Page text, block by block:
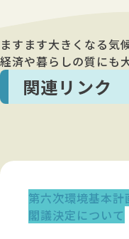
ますます大きくなる気
経済や暮らしの質にも
関連リンク
第六次環境基本計
閣議決定について